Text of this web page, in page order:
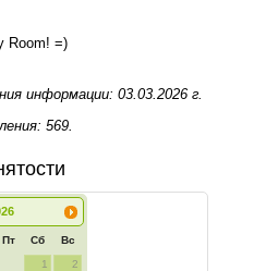
Room! =)
информации: 03.03.2026 г.
569.
Пт Сб Вс
1
2